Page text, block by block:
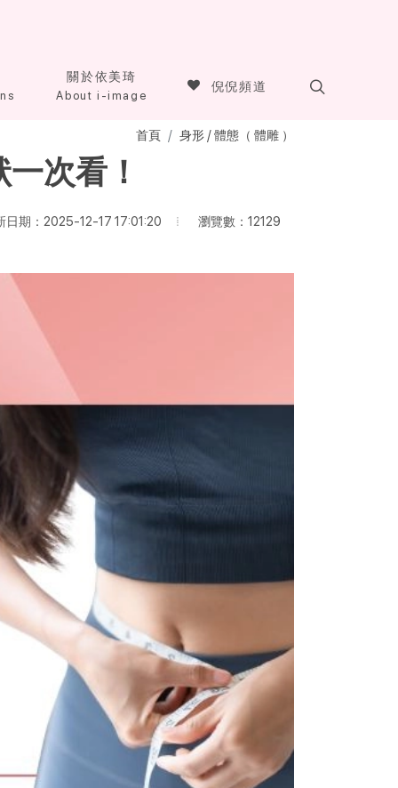
關於依美琦
About i-image
倪倪頻道
首頁 身形 / 體態（ 體雕 ）
次看！
日期：2025-12-17 17:01:20 瀏覽數：12129